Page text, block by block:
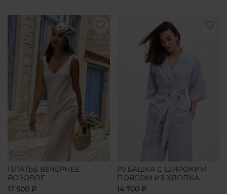
ПЛАТЬЕ ВЕЧЕРНЕЕ
РОЗОВОЕ
17 500 ₽
РУБАШКА С ШИРОКИМ
ПОЯСОМ ИЗ ХЛОПКА
14 700 ₽